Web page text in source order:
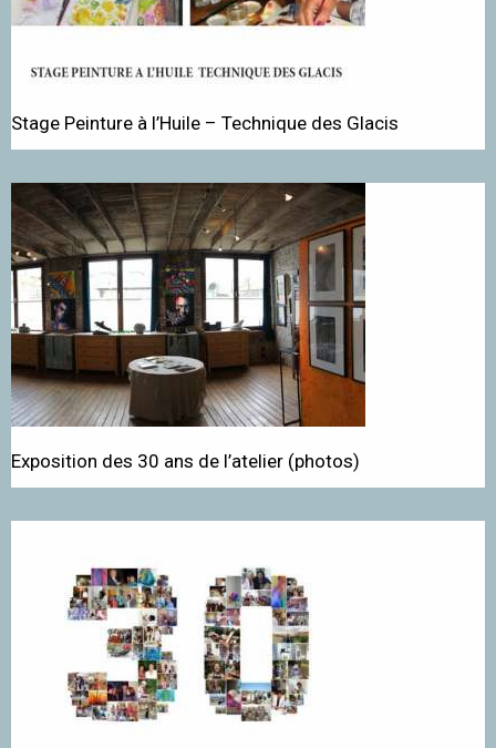
Stage Peinture à l’Huile – Technique des Glacis
Exposition des 30 ans de l’atelier (photos)